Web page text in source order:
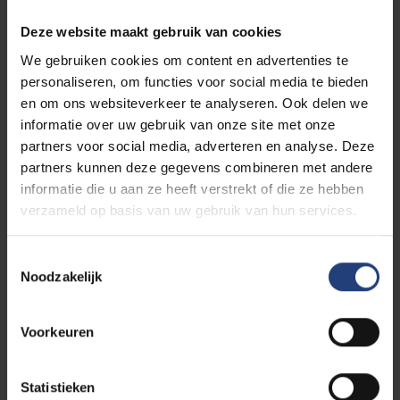
Deze website maakt gebruik van cookies
We gebruiken cookies om content en advertenties te
personaliseren, om functies voor social media te bieden
en om ons websiteverkeer te analyseren. Ook delen we
informatie over uw gebruik van onze site met onze
partners voor social media, adverteren en analyse. Deze
partners kunnen deze gegevens combineren met andere
informatie die u aan ze heeft verstrekt of die ze hebben
verzameld op basis van uw gebruik van hun services.
Noodzakelijk
Voorkeuren
Statistieken
Ik ga akkoord met art. 72 van het Onderwijs- en
Examenreglement: terugbetaling van het studiegeld
bij stopzetten van de opleiding
Ik weet dat een uitschrijving gevolgen kan hebben op
mijn leerkrediet
Ik weet dat een uitschrijving gevolgen kan hebben
voor het recht op kinderbijslag en de studietoelage
van de Vlaamse overheid
VRAGENLIJST
STOPZETTEN
STUDIES
jouw reden(en) voor stopzetting. Dit is belangrijke